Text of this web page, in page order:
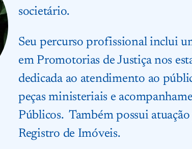
societário.
Seu percurso profissional inclui
em Promotorias de Justiça nos
dedicada ao atendimento ao
peças ministeriais e
Públicos. Também possui
Registro de Imóveis.